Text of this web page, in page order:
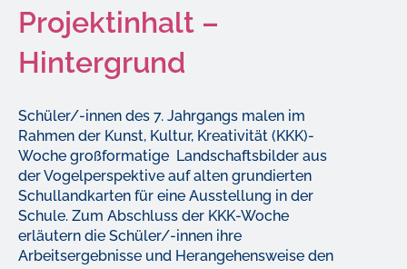
Projektinhalt –
Hintergrund
Schüler/-innen des 7. Jahrgangs malen im
Rahmen der Kunst, Kultur, Kreativität (KKK)-
Woche großformatige Landschaftsbilder aus
der Vogelperspektive auf alten grundierten
Schullandkarten für eine Ausstellung in der
Schule. Zum Abschluss der KKK-Woche
erläutern die Schüler/-innen ihre
Arbeitsergebnisse und Herangehensweise den